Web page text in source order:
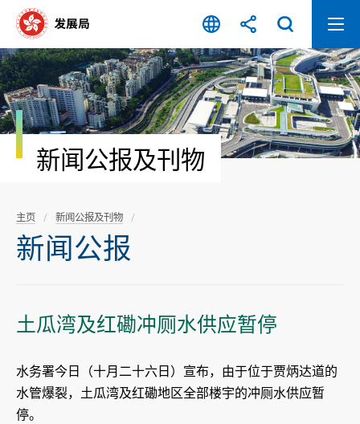
容
开
始
新闻公报及刊物
主页 新闻公报及刊物
新闻公报
土瓜湾及红磡冲厕水供应暂停
水务署今日（十月二十六日）宣布，由于位于贾炳达道的
水管爆裂，土瓜湾及红磡地区全部楼宇的冲厕水供应暂
停。